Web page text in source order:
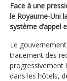
Face à une
le Royaume-Uni
système d’appel
Le
traitement des
progressivement
dans les hôtels,